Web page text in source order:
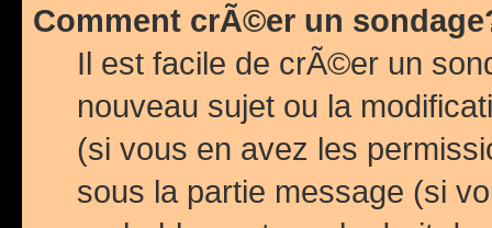
Comment crÃ©er un
Il est facile de crÃ©er un
nouveau sujet ou la
(si vous en avez les
sous la partie message (si